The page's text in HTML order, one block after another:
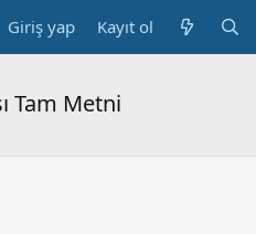
Giriş yap Kayıt ol
Tam Metni